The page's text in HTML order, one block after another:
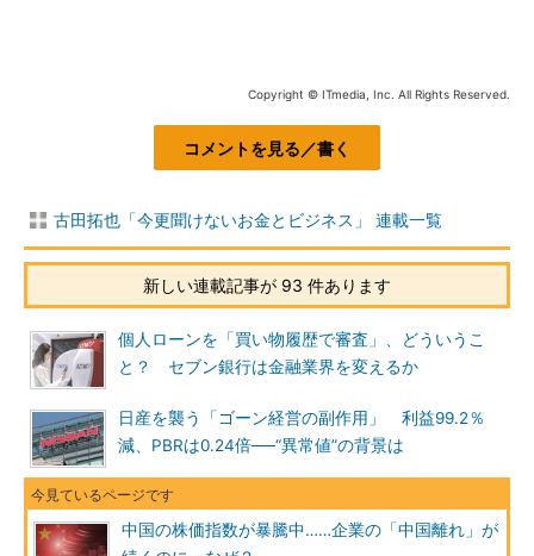
Copyright © ITmedia, Inc. All Rights Reserved.
コメントを見る／書く
古田拓也「今更聞けないお金とビジネス」 連載一覧
新しい連載記事が 93 件あります
個人ローンを「買い物履歴で審査」、どういうこ
と？ セブン銀行は金融業界を変えるか
日産を襲う「ゴーン経営の副作用」 利益99.2％
減、PBRは0.24倍──“異常値”の背景は
中国の株価指数が暴騰中……企業の「中国離れ」が